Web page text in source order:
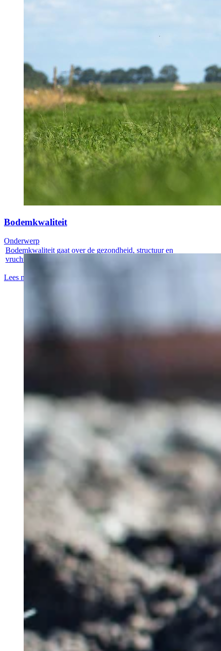
Bodemkwaliteit
Bodemkwaliteit gaat over de gezondheid, structuur en
vruchtbaarheid van de...
Lees meer
Onderwerp